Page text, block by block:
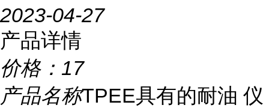
2023-04-27
产品详情
价格： 17
产品名称TPEE具有的耐油 仪